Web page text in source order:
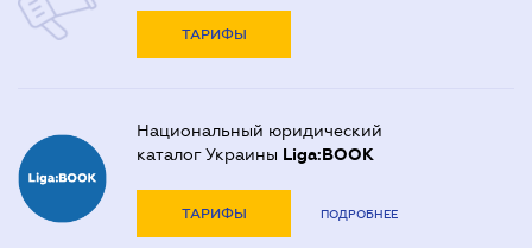
ТАРИФЫ
Национальный юридический
каталог Украины Liga:BOOK
ТАРИФЫ ПОДРОБНЕЕ